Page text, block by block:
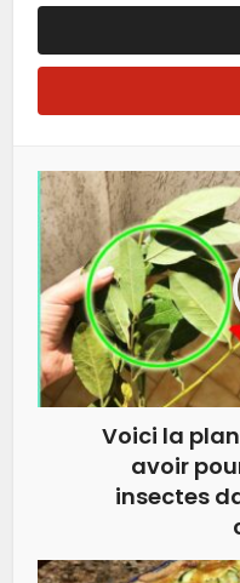
Voici la
avoir
insectes